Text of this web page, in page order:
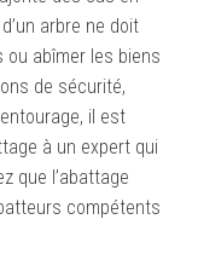
arbre ne doit
abîmer les biens
de sécurité,
il est
à un expert qui
que l’abattage
compétents